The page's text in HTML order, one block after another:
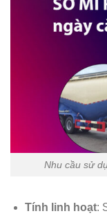
Nhu cầu sử
Tính linh hoạt: